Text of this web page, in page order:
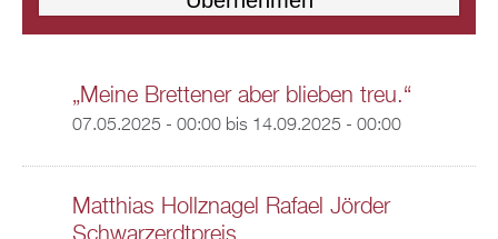
„Meine Brettener aber blieben treu.“
07.05.2025 - 00:00bis 14.09.2025 - 00:00
Matthias Hollznagel Rafael Jörder
Schwarzerdtpreis